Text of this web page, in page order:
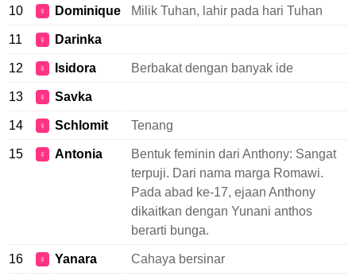
10 ♀ Dominique Milik Tuhan, lahir pada hari Tuhan
11 ♀ Darinka
12 ♀ Isidora Berbakat dengan banyak ide
13 ♀ Savka
14 ♀ Schlomit Tenang
15 ♀ Antonia
Bentuk feminin dari Anthony: Sangat
terpuji. Dari nama marga Romawi.
Pada abad ke-17, ejaan Anthony
dikaitkan dengan Yunani anthos
berarti bunga.
16 ♀ Yanara Cahaya bersinar